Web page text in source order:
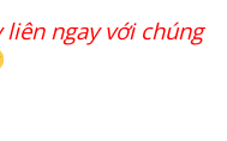
ngay với chúng